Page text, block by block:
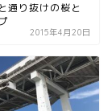
通り抜けの桜と
2015年4月20日